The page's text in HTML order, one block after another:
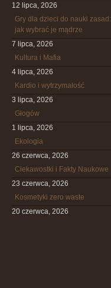
12 lipca, 2026
Gry dla dzieci do nauki zasad:
jak wybrać je mądrze
7 lipca, 2026
Kultura i Mafia
4 lipca, 2026
Kardio i wytrzymałość
3 lipca, 2026
Głogów
1 lipca, 2026
Ekologia
26 czerwca, 2026
Ciekawostki i Fakty Naukowe
23 czerwca, 2026
Kosmetyki zero waste
20 czerwca, 2026